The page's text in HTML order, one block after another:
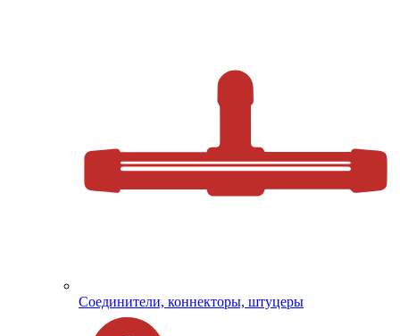
Соединители, коннекторы, штуцеры